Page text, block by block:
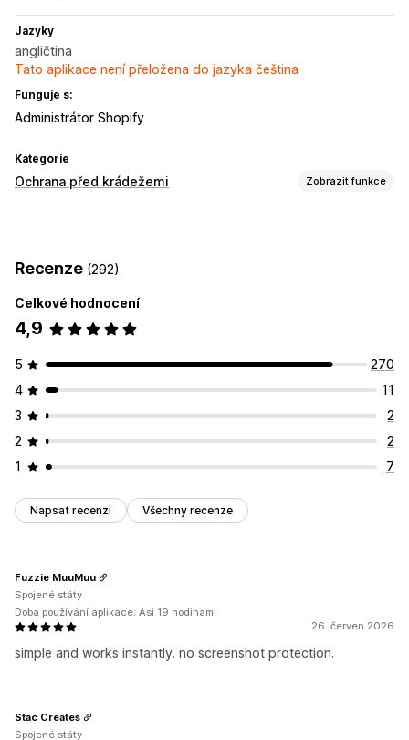
Jazyky
angličtina
Tato aplikace není přeložena do jazyka čeština
Funguje s:
Administrátor Shopify
Kategorie
Ochrana před krádežemi Zobrazit funkce
Kód webové stránky
Blokované akce
Kopírování a vkládání
Zpráva o copyrightu
Recenze (292)
Celkové hodnocení
4,9
5
270
4
11
3
2
2
2
1
7
Napsat recenzi Všechny recenze
26. červen 2026
simple and works instantly. no screenshot protection.
Fuzzie MuuMuu
Spojené státy
Doba používání aplikace: Asi 19 hodinami
Stac Creates
Spojené státy